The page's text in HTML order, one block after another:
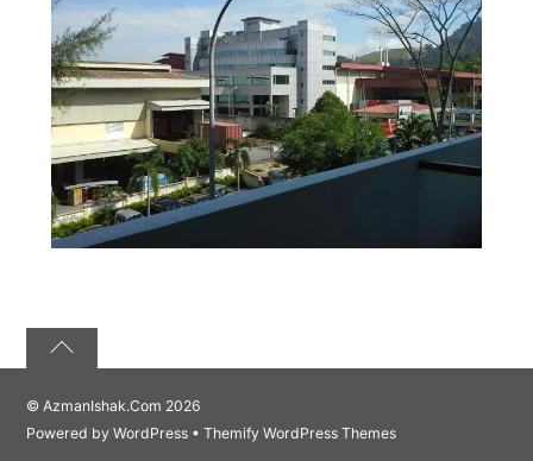
©AzmanIshak.Com 2026
Powered byWordPress •Themify WordPress Themes